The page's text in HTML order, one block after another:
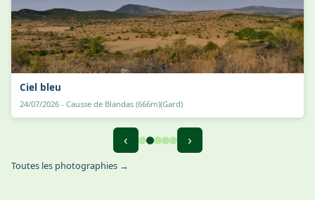
Ciel bleu
24/07/2026 - Causse de Blandas (666m)(Gard)
‹ ›
Toutes les photographies →